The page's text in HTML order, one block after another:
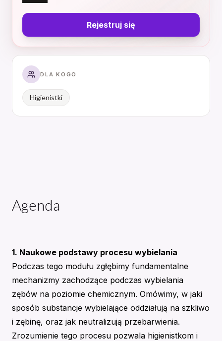
Rejestruj się
DLA KOGO
Higienistki
Agenda
1. Naukowe podstawy procesu wybielania
Podczas tego modułu zgłębimy fundamentalne
mechanizmy zachodzące podczas wybielania
zębów na poziomie chemicznym. Omówimy, w jaki
sposób substancje wybielające oddziałują na szkliwo
i zębinę, oraz jak neutralizują przebarwienia.
Zrozumienie tego procesu pozwala higienistkom i